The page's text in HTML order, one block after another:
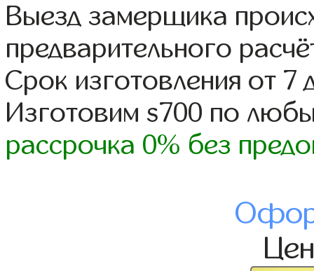
Выезд замерщика
предварительного
Срок изготовления от 7
Изготовим s700 по
рассрочка 0% без